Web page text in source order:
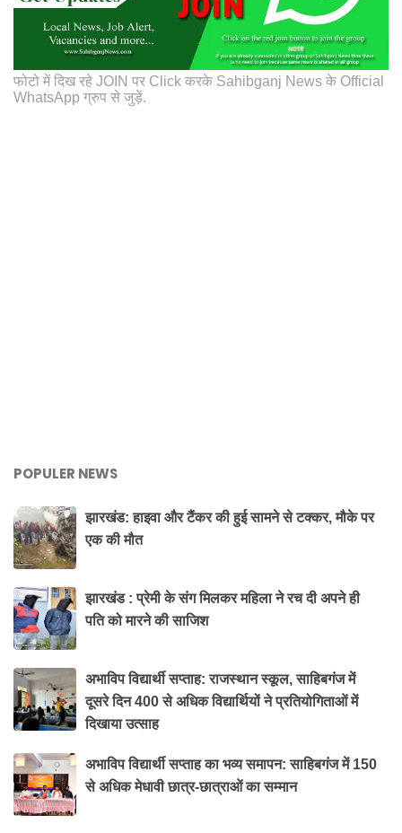
फोटो में दिख रहे JOIN पर Click करके Sahibganj News के Official
WhatsApp ग्रुप से जुड़ें.
POPULER NEWS
झारखंड: हाइवा और टैंकर की हुई सामने से टक्कर, मौके पर
एक की मौत
झारखंड : प्रेमी के संग मिलकर महिला ने रच दी अपने ही
पति को मारने की साजिश
अभाविप विद्यार्थी सप्ताह: राजस्थान स्कूल, साहिबगंज में
दूसरे दिन 400 से अधिक विद्यार्थियों ने प्रतियोगिताओं में
दिखाया उत्साह
अभाविप विद्यार्थी सप्ताह का भव्य समापन: साहिबगंज में 150
से अधिक मेधावी छात्र-छात्राओं का सम्मान